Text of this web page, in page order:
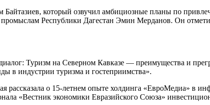
который озвучил амбициозные планы по
Республики Дагестан Эмин Мерданов. Он
Туризм на Северном Кавказе — преимущества и
в индустрии туризма и гостеприимства».
рассказала о 15-летнем опыте холдинга «ЕвроМедиа» в
«Вестник экономики Евразийского Союза»